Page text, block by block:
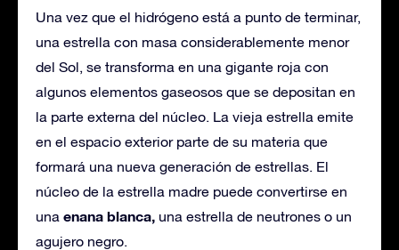
Una vez que el hidrógeno está a punto de terminar,
una estrella con masa considerablemente menor
del Sol, se transforma en una gigante roja con
algunos elementos gaseosos que se depositan en
la parte externa del núcleo. La vieja estrella emite
en el espacio exterior parte de su materia que
formará una nueva generación de estrellas. El
núcleo de la estrella madre puede convertirse en
una enana blanca, una estrella de neutrones o un
agujero negro.